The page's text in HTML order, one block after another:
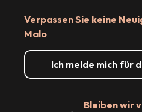
Verpassen Sie keine
Malo
Ich melde mich für
Bleiben wir